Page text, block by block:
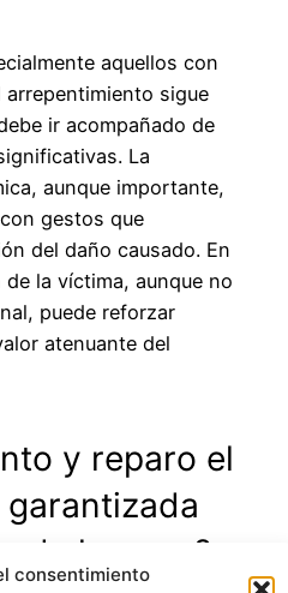
consentimiento
aquellos con
sigue
ir acompañado de
La
aunque importante,
gestos que
del daño causado. En
la víctima, aunque no
puede reforzar
atenuante del
y reparo el
de la pena?